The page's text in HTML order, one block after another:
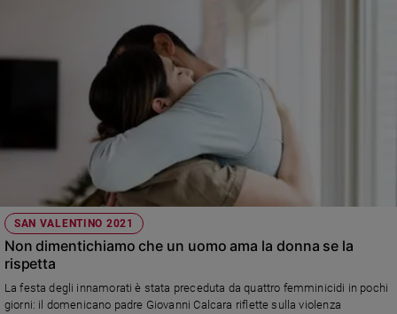
SAN VALENTINO 2021
Non dimentichiamo che un uomo ama la donna se la
rispetta
La festa degli innamorati è stata preceduta da quattro femminicidi in pochi
giorni: il domenicano padre Giovanni Calcara riflette sulla violenza